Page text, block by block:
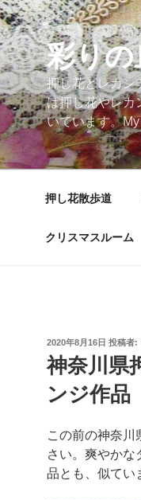
彩りの
押し花とレカン
は押し花やレカ
いています。
押し花散歩道
クリスマスルーム
投
稿
日:
2020年8月16日 投稿者:
神奈川
ンジ
この前の神奈川
さい。爽やかな
品とも、似てい